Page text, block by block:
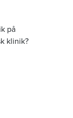
på
klinik?